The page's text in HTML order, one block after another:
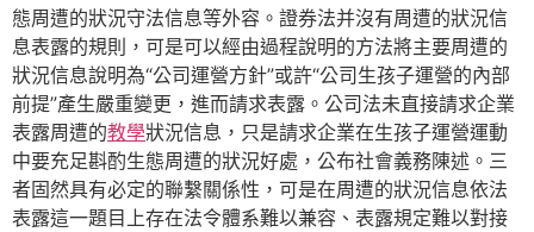
態周遭的狀況守法信息等外容。證券法并沒有周遭的狀況信
息表露的規則，可是可以經由過程說明的方法將主要周遭的
狀況信息說明為“公司運營方針”或許“公司生孩子運營的內部
前提”產生嚴重變更，進而請求表露。公司法未直接請求企業
表露周遭的教學狀況信息，只是請求企業在生孩子運營運動
中要充足斟酌生態周遭的狀況好處，公布社會義務陳述。三
者固然具有必定的聯繫關係性，可是在周遭的狀況信息依法
表露這一題目上存在法令體系難以兼容、表露規定難以對接